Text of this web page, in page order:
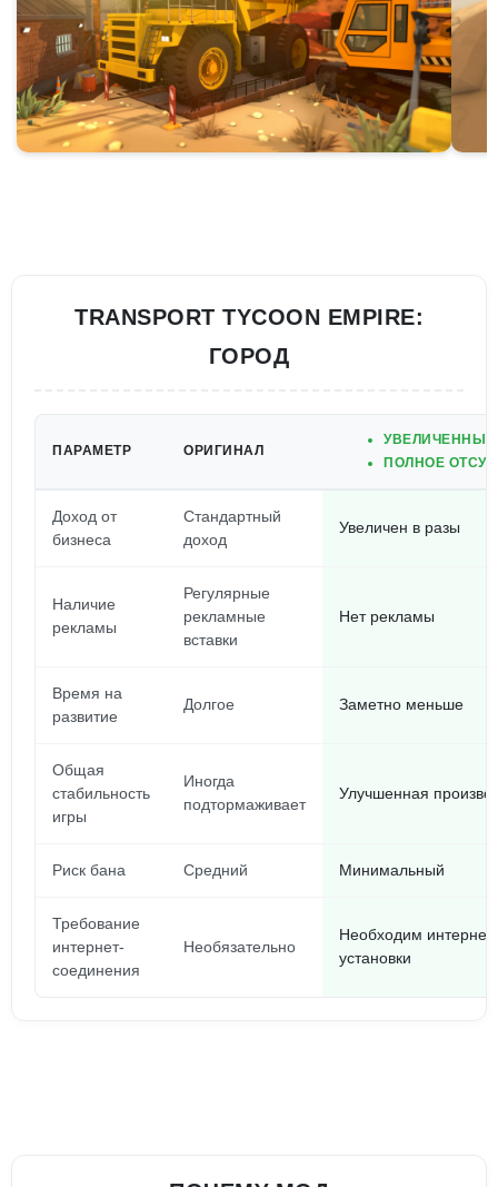
TRANSPORT TYCOON EMPIRE:
ГОРОД
ПАРАМЕТР ОРИГИНАЛ
ПОЛНОЕ
Доход от
бизнеса
Стандартный
доход
Увеличен в разы
Наличие
рекламы
Регулярные
рекламные
вставки
Нет рекламы
Время на
развитие
Долгое Заметно меньше
Общая
стабильность
игры
Иногда
подтормаживает
Улучшенная
Риск бана Средний Минимальный
Требование
интернет-
соединения
Необязательно
Необходим
установки